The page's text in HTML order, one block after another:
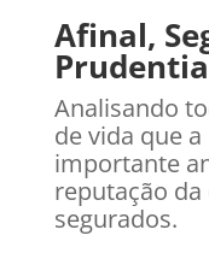
Afinal,
Analisando
de vida que
importante
reputação
segurados.